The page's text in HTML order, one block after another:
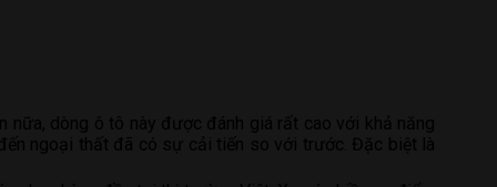
dòng ô tô này được đánh giá rất cao với khả năng